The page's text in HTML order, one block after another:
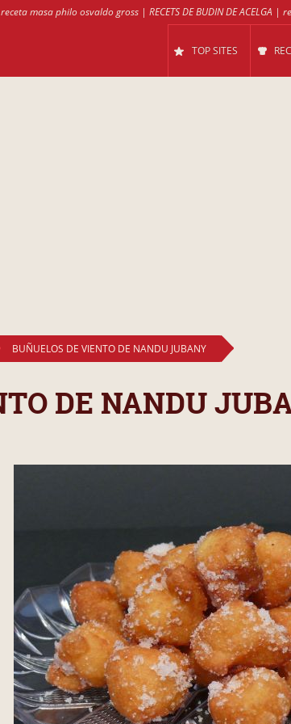
receta masa philo osvaldo gross| RECETS DE BUDIN DE ACELGA |
TOP SITES
BUÑUELOS DE VIENTO DE NANDU JUBANY
DE NANDU